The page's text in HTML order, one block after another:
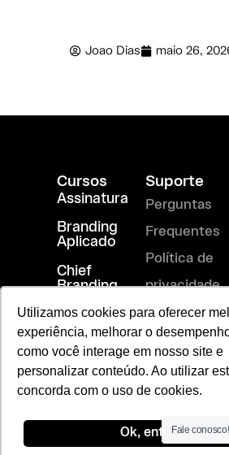
Utilizamos cookies para oferecer
experiência, melhorar o
como você interage em nosso site e
personalizar conteúdo. Ao utilizar
concorda com o uso de cookies.
Ok, entendi!
Joao Dias maio 26,
Cursos
Assinatura
Branding
Aplicado
Chief
Branding
Suporte
Perguntas
Frequentes
Política de
privacidade
Termos de
Uso
Fale conosco!